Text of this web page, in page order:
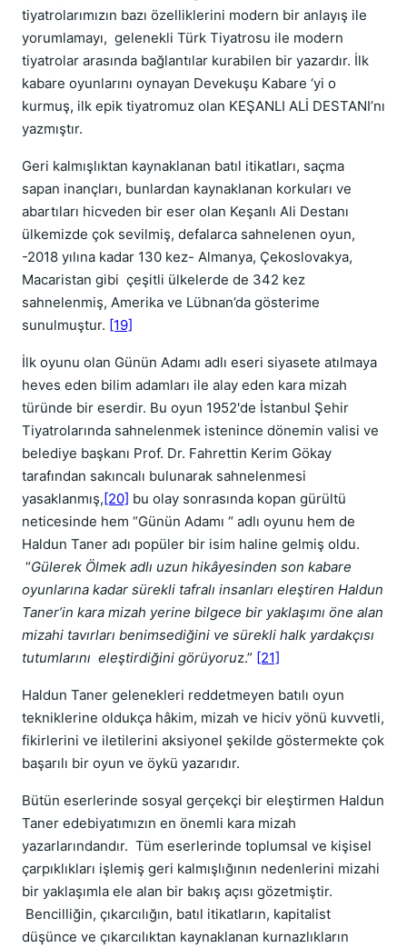
tiyatrolarımızın bazı özelliklerini modern bir anlayış ile
yorumlamayı, gelenekli Türk Tiyatrosu ile modern
tiyatrolar arasında bağlantılar kurabilen bir yazardır. İlk
kabare oyunlarını oynayan Devekuşu Kabare ‘yi o
kurmuş, ilk epik tiyatromuz olan KEŞANLI ALİ DESTANI’nı
yazmıştır.
Geri kalmışlıktan kaynaklanan batıl itikatları, saçma
sapan inançları, bunlardan kaynaklanan korkuları ve
abartıları hicveden bir eser olan Keşanlı Ali Destanı
ülkemizde çok sevilmiş, defalarca sahnelenen oyun,
-2018 yılına kadar 130 kez- Almanya, Çekoslovakya,
Macaristan gibi çeşitli ülkelerde de 342 kez
sahnelenmiş, Amerika ve Lübnan’da gösterime
sunulmuştur. [19]
İlk oyunu olan Günün Adamı adlı eseri siyasete atılmaya
heves eden bilim adamları ile alay eden kara mizah
türünde bir eserdir. Bu oyun 1952'de İstanbul Şehir
Tiyatrolarında sahnelenmek istenince dönemin valisi ve
belediye başkanı Prof. Dr. Fahrettin Kerim Gökay
tarafından sakıncalı bulunarak sahnelenmesi
yasaklanmış,[20] bu olay sonrasında kopan gürültü
neticesinde hem “Günün Adamı “ adlı oyunu hem de
Haldun Taner adı popüler bir isim haline gelmiş oldu.
“Gülerek Ölmek adlı uzun hikâyesinden son kabare
oyunlarına kadar sürekli tafralı insanları eleştiren Haldun
Taner’in kara mizah yerine bilgece bir yaklaşımı öne alan
mizahi tavırları benimsediğini ve sürekli halk yardakçısı
tutumlarını eleştirdiğini görüyoruz.” [21]
Haldun Taner gelenekleri reddetmeyen batılı oyun
tekniklerine oldukça hâkim, mizah ve hiciv yönü kuvvetli,
fikirlerini ve iletilerini aksiyonel şekilde göstermekte çok
başarılı bir oyun ve öykü yazarıdır.
Bütün eserlerinde sosyal gerçekçi bir eleştirmen Haldun
Taner edebiyatımızın en önemli kara mizah
yazarlarındandır. Tüm eserlerinde toplumsal ve kişisel
çarpıklıkları işlemiş geri kalmışlığının nedenlerini mizahi
bir yaklaşımla ele alan bir bakış açısı gözetmiştir.
Bencilliğin, çıkarcılığın, batıl itikatların, kapitalist
düşünce ve çıkarcılıktan kaynaklanan kurnazlıkların